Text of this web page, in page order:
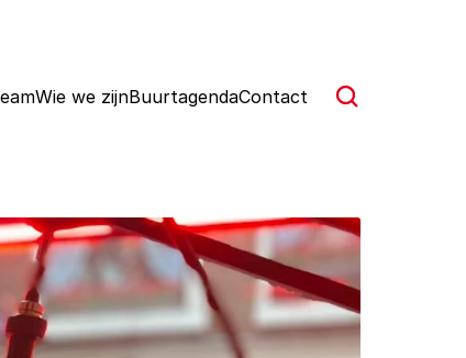
Wie we zijnBuurtagendaContact